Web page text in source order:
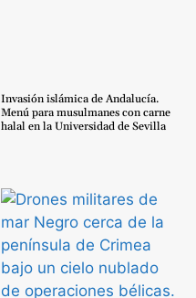
Invasión islámica de Andalucía.
Menú para musulmanes con carne
halal en la Universidad de Sevilla